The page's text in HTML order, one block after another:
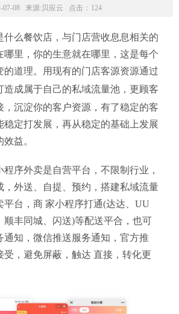
07-08 来源: 贝应云 点击： 124
什么餐饮店，与门店营收息息相关的
哪里，你的生意就在哪里，这是每个
的道理。用现有的门店客源资源通过
造成属于自己的私域流量池，更顾客
，沉淀你的客户资源，有了稳定的客
稳定打发展，再从稳定的基础上发展
益。
程序外卖是自营平台，不限制行业，
，外送、自提、预约，搭建私域流量
平台，商 家小程序打通(达达、UU
顺丰同城、闪送)等配送平合，也可
通知，微信推送服务通知，官方推
受，避免屏蔽，触达 直接，转化更